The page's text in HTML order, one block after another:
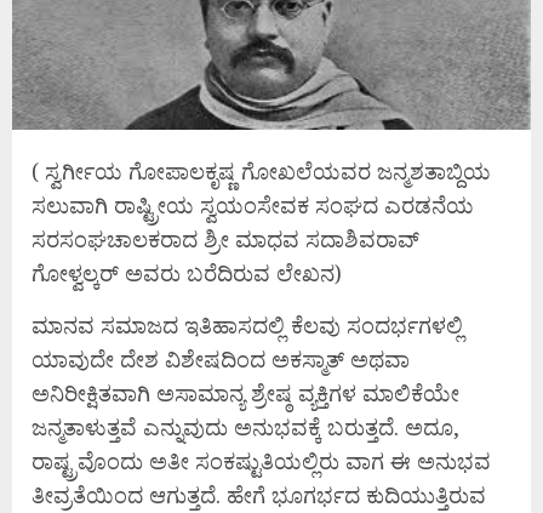
( ಸ್ವರ್ಗೀಯ ಗೋಪಾಲಕೃಷ್ಣ ಗೋಖಲೆಯವರ ಜನ್ಮಶತಾಬ್ದಿಯ
ಸಲುವಾಗಿ ರಾಷ್ಟ್ರೀಯ ಸ್ವಯಂಸೇವಕ ಸಂಘದ ಎರಡನೆಯ
ಸರಸಂಘಚಾಲಕರಾದ ಶ್ರೀ ಮಾಧವ ಸದಾಶಿವರಾವ್
ಗೋಳ್ವಲ್ಕರ್ ಅವರು ಬರೆದಿರುವ ಲೇಖನ)
ಮಾನವ ಸಮಾಜದ ಇತಿಹಾಸದಲ್ಲಿ ಕೆಲವು ಸಂದರ್ಭಗಳಲ್ಲಿ
ಯಾವುದೇ ದೇಶ ವಿಶೇಷದಿಂದ ಅಕಸ್ಮಾತ್ ಅಥವಾ
ಅನಿರೀಕ್ಷಿತವಾಗಿ ಅಸಾಮಾನ್ಯ ಶ್ರೇಷ್ಠ ವ್ಯಕ್ತಿಗಳ ಮಾಲಿಕೆಯೇ
ಜನ್ಮತಾಳುತ್ತವೆ ಎನ್ನುವುದು ಅನುಭವಕ್ಕೆ ಬರುತ್ತದೆ. ಅದೂ,
ರಾಷ್ಟ್ರವೊಂದು ಅತೀ ಸಂಕಷ್ಟುತಿಯಲ್ಲಿರು ವಾಗ ಈ ಅನುಭವ
ತೀವ್ರತೆಯಿಂದ ಆಗುತ್ತದೆ. ಹೇಗೆ ಭೂಗರ್ಭದ ಕುದಿಯುತ್ತಿರುವ